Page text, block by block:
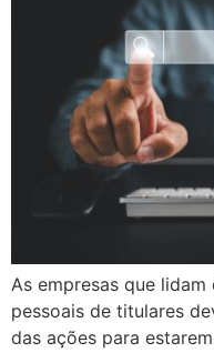
As empresas que
pessoais de titulares
das ações para